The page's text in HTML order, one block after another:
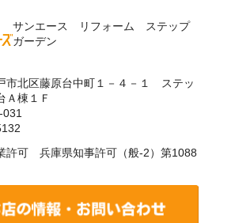
サンエース リフォーム ステップ
ガーデン
市北区藤原台中町１－４－１ ステッ
Ａ棟１Ｆ
可 兵庫県知事許可（般-2）第1088